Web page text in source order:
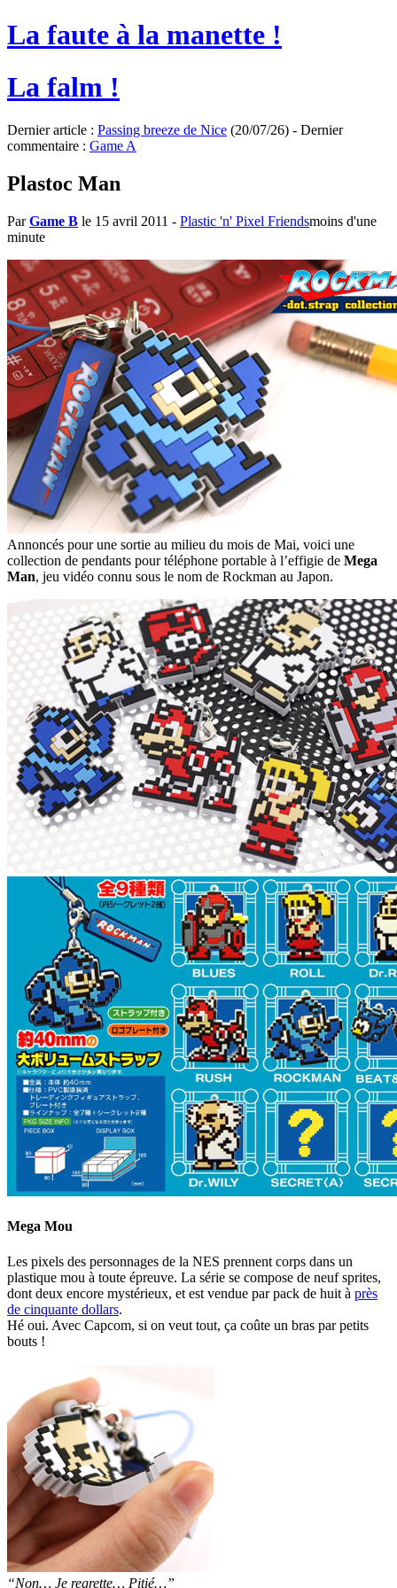
La faute à la manette !
La falm !
Dernier article : Passing breeze de Nice (20/07/26) - Dernier
commentaire : Game A
Plastoc Man
ParGame B le 15 avril 2011 - Plastic 'n' Pixel Friendsmoins d'une
minute
Annoncés pour une sortie au milieu du mois de Mai, voici une
collection de pendants pour téléphone portable à l’effigie de Mega
Man, jeu vidéo connu sous le nom de Rockman au Japon.
Mega Mou
Les pixels des personnages de la NES prennent corps dans un
plastique mou à toute épreuve. La série se compose de neuf sprites,
dont deux encore mystérieux, et est vendue par pack de huit à près
de cinquante dollars.
Hé oui. Avec Capcom, si on veut tout, ça coûte un bras par petits
bouts !
“Non… Je regrette… Pitié…”